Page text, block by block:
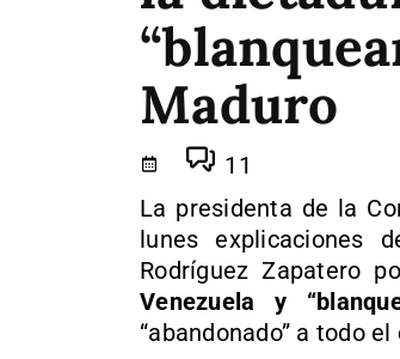
Maduro
11
La presidenta de la
lunes explicaciones
Rodríguez Zapatero
Venezuela y
“abandonado” a todo